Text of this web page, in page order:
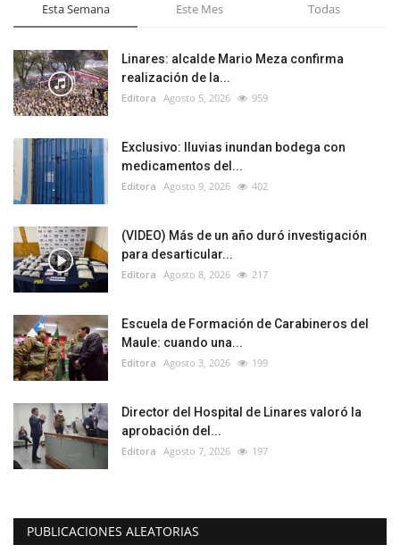
Esta Semana Este Mes Todas
Linares: alcalde Mario Meza confirma
realización de la...
Editora Agosto 5, 2026 959
Exclusivo: lluvias inundan bodega con
medicamentos del...
Editora Agosto 9, 2026 402
(VIDEO) Más de un año duró investigación
para desarticular...
Editora Agosto 8, 2026 217
Escuela de Formación de Carabineros del
Maule: cuando una...
Editora Agosto 3, 2026 199
Director del Hospital de Linares valoró la
aprobación del...
Editora Agosto 7, 2026 197
PUBLICACIONES ALEATORIAS